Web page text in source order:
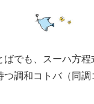
ばでも、スーハ方
つ調和コトバ（同調